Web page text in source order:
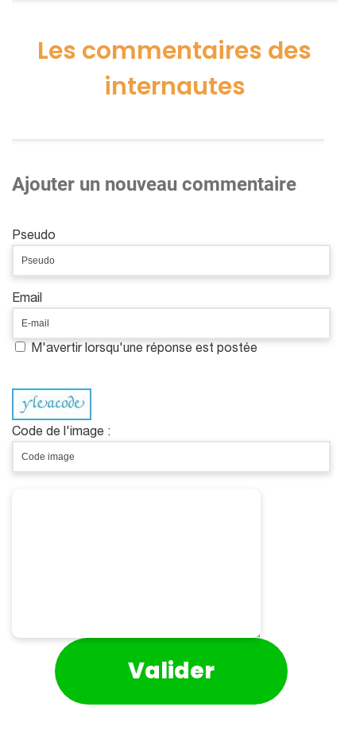
Les commentaires des
internautes
Ajouter un nouveau commentaire
Pseudo
Email
M'avertir lorsqu'une réponse est postée
Code de l'image :